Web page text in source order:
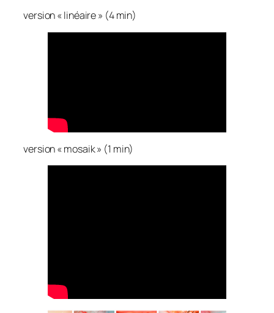
version « linéaire » (4 min)
version « mosaik » (1 min)